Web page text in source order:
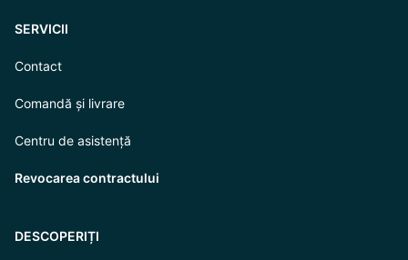
SERVICII
Contact
Comandă și livrare
Centru de asistență
Revocarea contractului
DESCOPERIȚI